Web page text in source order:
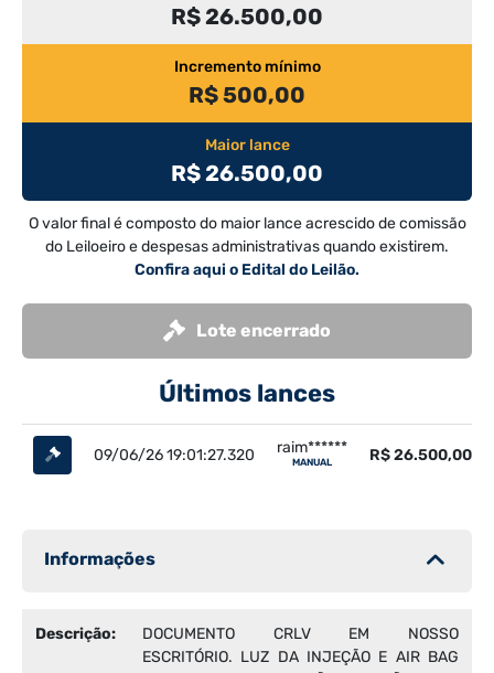
R$ 26.500,00
Incremento mínimo
R$ 500,00
Maior lance
R$ 26.500,00
O valor final é composto do maior lance acrescido de comissão
do Leiloeiro e despesas administrativas quando existirem.
Confira aqui o Edital do Leilão.
Lote encerrado
Últimos lances
09/06/26 19:01:27.320 raim******
MANUAL R$ 26.500,00
Informações
Descrição:
DOCUMENTO CRLV EM NOSSO
ESCRITÓRIO. LUZ DA INJEÇÃO E AIR BAG